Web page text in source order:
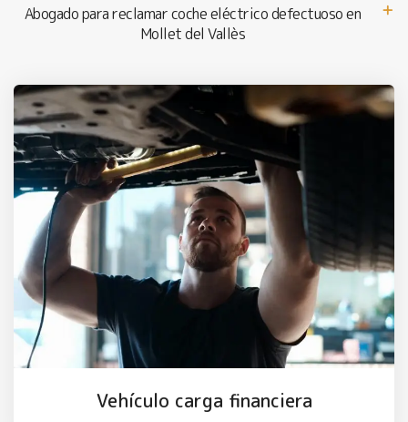
Abogado para reclamar coche eléctrico defectuoso en
Mollet del Vallès
Vehículo carga financiera